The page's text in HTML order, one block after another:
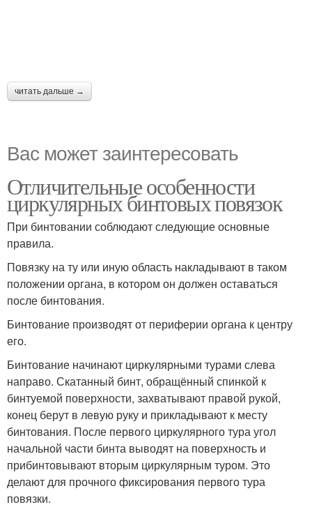
читать дальше →
Вас может заинтересовать
Отличительные особенности
циркулярных бинтовых повязок
При бинтовании соблюдают следующие основные
правила.
Повязку на ту или иную область накладывают в таком
положении органа, в котором он должен оставаться
после бинтования.
Бинтование производят от периферии органа к центру
его.
Бинтование начинают циркулярными турами слева
направо. Скатанный бинт, обращённый спинкой к
бинтуемой поверхности, захватывают правой рукой,
конец берут в левую руку и прикладывают к месту
бинтования. После первого циркулярного тура угол
начальной части бинта выводят на поверхность и
прибинтовывают вторым циркулярным туром. Это
делают для прочного фиксирования первого тура
повязки.